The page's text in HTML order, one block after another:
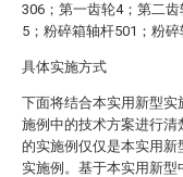
306；第一齿轮4；第二
5；粉碎箱轴杆501；粉碎
具体实施方式
下面将结合本实用新型
施例中的技术方案进行
的实施例仅仅是本实用
实施例。基于本实用新型